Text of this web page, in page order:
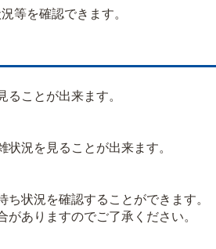
等を確認できます。
ことが出来ます。
況を見ることが出来ます。
状況を確認することができます。
ありますのでご了承ください。